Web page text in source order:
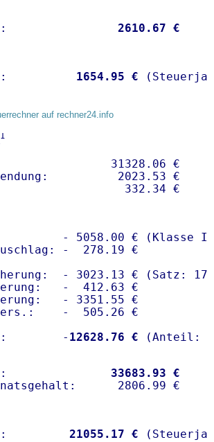
Brutto: 2610.67 €
1654.95 €
auf rechner24.info
1
31328.06 €
2023.53 €
- 5058.00 € (Klasse I)
-  278.19 €
- 3023.13 € (Satz:
-  412.63 €
- 3351.55 €
-  505.26 €
- 12628.76 €
Brutto: 33683.93 €
21055.17 €